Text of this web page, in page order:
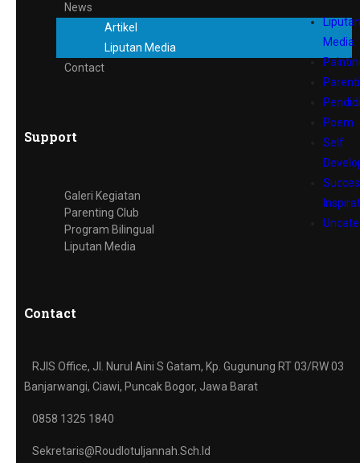
Media
Poem
Self
News
Artikel
Liputan Media
Contact
Support
Galeri Kegiatan
Parenting Club
Program Bilingual
Liputan Media
Contact
RJIS Office, Jl. Nurul Aini S Gatam, Kp. Gugunung RT 03/RW 03
Banjarwangi, Ciawi, Puncak Bogor, Jawa Barat
0858 1325 1840
Sekretaris@roudlotuljannah.sch.id